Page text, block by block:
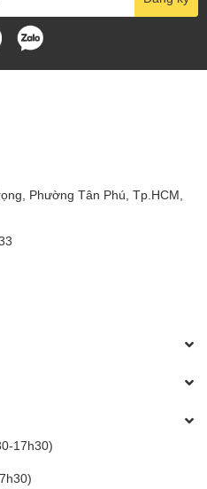
Phường Tân Phú, Tp.HCM,
17h30)